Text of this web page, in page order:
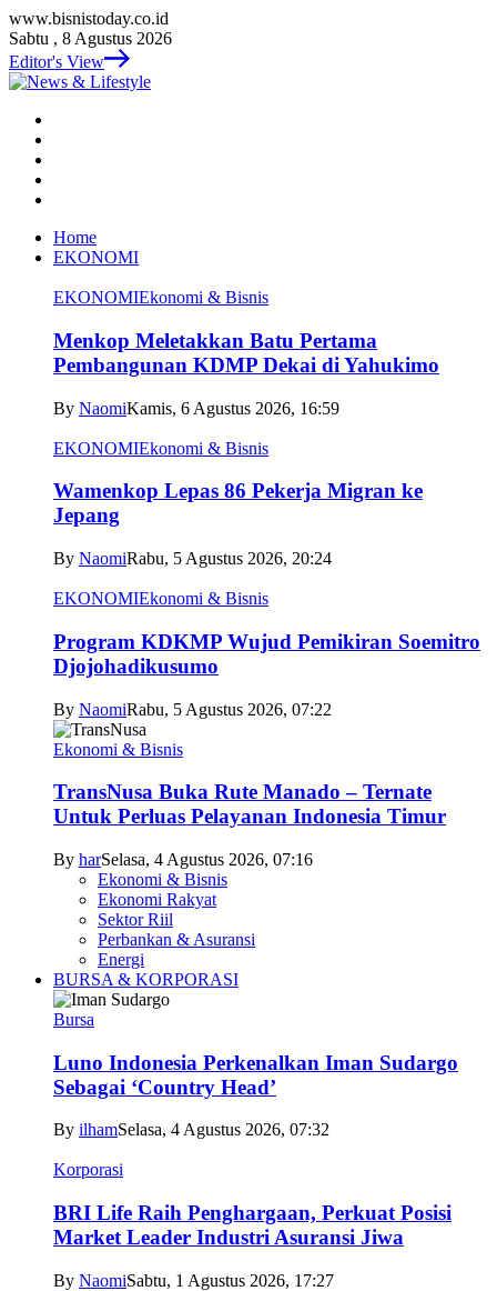
www.bisnistoday.co.id
Sabtu , 8 Agustus 2026
Editor's View
Home
EKONOMI
EKONOMIEkonomi & Bisnis
Menkop Meletakkan Batu Pertama
Pembangunan KDMP Dekai di Yahukimo
By NaomiKamis, 6 Agustus 2026, 16:59
EKONOMIEkonomi & Bisnis
Wamenkop Lepas 86 Pekerja Migran ke
Jepang
By NaomiRabu, 5 Agustus 2026, 20:24
EKONOMIEkonomi & Bisnis
Program KDKMP Wujud Pemikiran Soemitro
Djojohadikusumo
By NaomiRabu, 5 Agustus 2026, 07:22
Ekonomi & Bisnis
TransNusa Buka Rute Manado – Ternate
Untuk Perluas Pelayanan Indonesia Timur
By harSelasa, 4 Agustus 2026, 07:16
Ekonomi & Bisnis
Ekonomi Rakyat
Sektor Riil
Perbankan & Asuransi
Energi
BURSA & KORPORASI
Bursa
Luno Indonesia Perkenalkan Iman Sudargo
Sebagai ‘Country Head’
By ilhamSelasa, 4 Agustus 2026, 07:32
Korporasi
BRI Life Raih Penghargaan, Perkuat Posisi
Market Leader Industri Asuransi Jiwa
By NaomiSabtu, 1 Agustus 2026, 17:27